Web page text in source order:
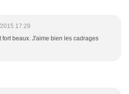
17:29
fort beaux. J'aime bien les cadrages